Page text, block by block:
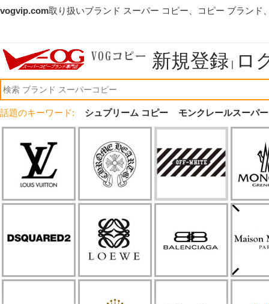
vogvip.com取り扱いブランド スーパー コピー、コピー ブランド
新規登録 | ロ
話題のキーワード: シュプリーム コピー モンクレールスーパ